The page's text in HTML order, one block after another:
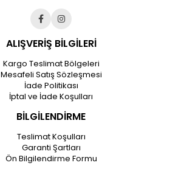
ALIŞVERİŞ BİLGİLERİ
Kargo Teslimat Bölgeleri
Mesafeli Satış Sözleşmesi
İade Politikası
İptal ve İade Koşulları
BİLGİLENDİRME
Teslimat Koşulları
Garanti Şartları
Ön Bilgilendirme Formu